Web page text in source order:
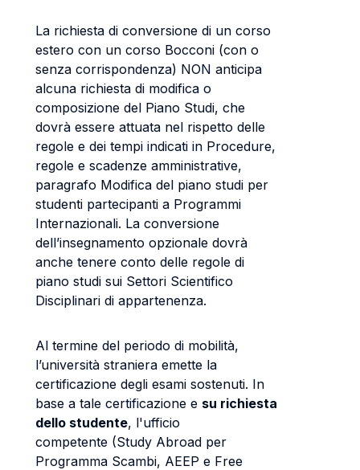
La richiesta di conversione di un corso
estero con un corso Bocconi (con o
senza corrispondenza) NON anticipa
alcuna richiesta di modifica o
composizione del Piano Studi, che
dovrà essere attuata nel rispetto delle
regole e dei tempi indicati in Procedure,
regole e scadenze amministrative,
paragrafo Modifica del piano studi per
studenti partecipanti a Programmi
Internazionali. La conversione
dell’insegnamento opzionale dovrà
anche tenere conto delle regole di
piano studi sui Settori Scientifico
Disciplinari di appartenenza.
Al termine del periodo di mobilità,
l’università straniera emette la
certificazione degli esami sostenuti. In
base a tale certificazione e su richiesta
dello studente, l'ufficio
competente (Study Abroad per
Programma Scambi, AEEP e Free